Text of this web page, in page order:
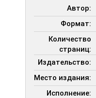
Автор:
Формат:
Количество
страниц:
Издательство:
Место издания:
Исполнение: